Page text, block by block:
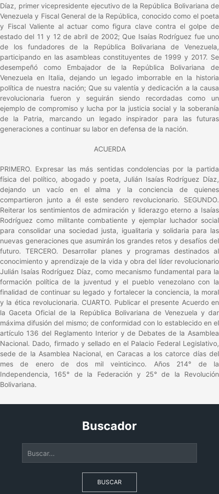
Díaz, primer vicepresidente ejecutivo de la República Bolivariana de
Venezuela y Fiscal General de la República, conocido como el poeta
y Fiscal Valiente al actuar como figura clave contra el golpe de
estado del 11 y 12 de abril de 2002; Que Isaías Rodríguez fue uno
de los fundadores de la República Bolivariana de Venezuela,
participando en las asambleas constituyentes de 1999 y 2017. Se
desempeñó como Embajador de la República Bolivariana de
Venezuela en Italia, dejando un legado imborrable en la historia
política de nuestra nación; Que su valentía y dedicación a la causa
revolucionaria fueron y seguirán siendo recordadas como un
ejemplo de compromiso y lucha por la justicia social y la soberanía
de la Patria, marcando un legado inspirador para las futuras
generaciones a continuar su labor en defensa de la nación.
ACUERDA
PRIMERO. Expresar las más sentidas condolencias por la partida
física del político, abogado y poeta, Julián Isaías Rodríguez Díaz,
dejando un vacío en el alma y la conciencia de quienes
compartieron junto a él este sendero revolucionario. SEGUNDO.
Reiterar los sentimientos de admiración y liderazgo eterno a Isaías
Rodríguez como militante combatiente y ejemplar luchador social
para consolidar una sociedad justa, igualitaria y solidaria para las
nuevas generaciones que asumirán los grandes retos y desafíos del
futuro. TERCERO. Desarrollar planes y programas destinados al
conocimiento y aprendizaje de la vida y obra del líder revolucionario
Julián Isaías Rodríguez Díaz, como mecanismo fundamental para la
formación política de la juventud y el pueblo venezolano con la
finalidad de continuar su legado y fortalecer la conciencia, la moral
y la ética revolucionaria. CUARTO. Publicar el presente Acuerdo en
la Gaceta Oficial de la República Bolivariana de Venezuela y dar
máxima difusión del mismo; de conformidad con lo establecido en el
artículo 136 del Reglamento Interior y de Debates de la Asamblea
Nacional. Dado, firmado y sellado en el Palacio Federal Legislativo,
sede de la Asamblea Nacional, en Caracas a los catorce días del
mes de enero de dos mil veinticinco. Años 214° de la
Independencia, 165° de la Federación y 25° de la Revolución
Bolivariana.
Buscador
BUSCAR